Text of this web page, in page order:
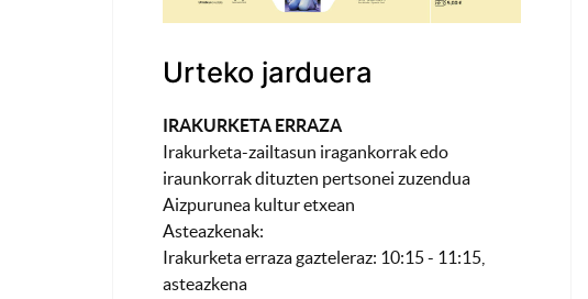
Urteko jarduera
IRAKURKETA ERRAZA
Irakurketa-zailtasun iragankorrak edo
iraunkorrak dituzten pertsonei zuzendua
Aizpurunea kultur etxean
Asteazkenak:
Irakurketa erraza gazteleraz: 10:15 - 11:15,
asteazkena